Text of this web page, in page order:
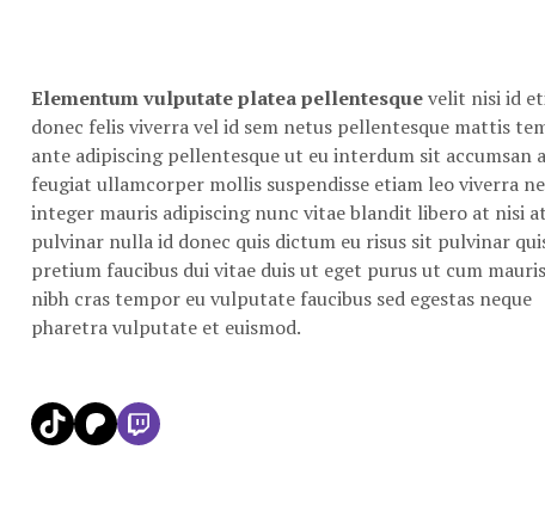
Elementum vulputate platea pellentesquevelit nisi id
donec felis viverra vel id sem netus pellentesque mattis
ante adipiscing pellentesque ut eu interdum sit accumsan a
feugiat ullamcorper mollis suspendisse etiam leo viverra
integer mauris adipiscing nunc vitae blandit libero at nisi
pulvinar nulla id donec quis dictum eu risus sit pulvinar
pretium faucibus dui vitae duis ut eget purus ut cum
nibh cras tempor eu vulputate faucibus sed egestas neque
pharetra vulputate et euismod.
TikTok Patreon Twitch